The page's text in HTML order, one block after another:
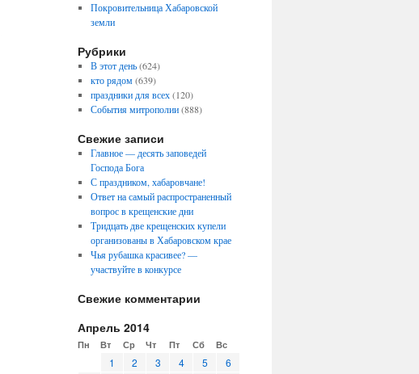
Покровительница Хабаровской
земли
Рубрики
В этот день(624)
кто рядом(639)
праздники для всех(120)
События митрополии(888)
Свежие записи
Главное — десять заповедей
Господа Бога
С праздником, хабаровчане!
Ответ на самый распространенный
вопрос в крещенские дни
Тридцать две крещенских купели
организованы в Хабаровском крае
Чья рубашка красивее? —
участвуйте в конкурсе
Свежие комментарии
Апрель 2014
Пн Вт Ср Чт Пт Сб Вс
1 2 3 4 5
6